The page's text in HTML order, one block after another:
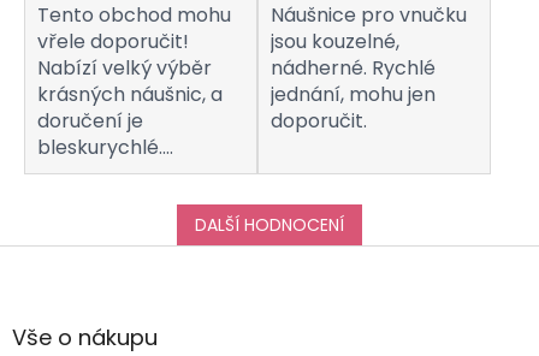
Tento obchod mohu
vřele doporučit!
Nabízí velký výběr
krásných náušnic, a
doručení je
bleskurychlé.
Komunikaci s
obchodem hodnotím
taktéž na jedničku!
Děkuji za vše, a určitě
Náušnice pro vnučku
jsou kouzelné,
nádherné. Rychlé
jednání, mohu jen
doporučit.
DALŠÍ HODNOCENÍ
Z
aVše o nákupu